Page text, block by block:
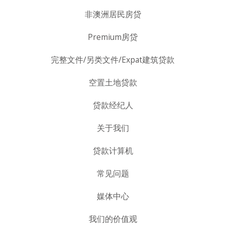
非澳洲居民房贷
Premium房贷
完整文件/另类文件/Expat建筑贷款
空置土地贷款
贷款经纪人
关于我们
贷款计算机
常见问题
媒体中心
我们的价值观